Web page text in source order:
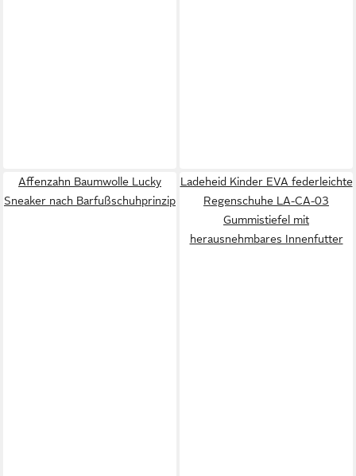
Affenzahn Baumwolle Lucky
Sneaker nach Barfußschuhprinzip
Ladeheid Kinder EVA federleichte
Regenschuhe LA-CA-03
Gummistiefel mit
herausnehmbares Innenfutter